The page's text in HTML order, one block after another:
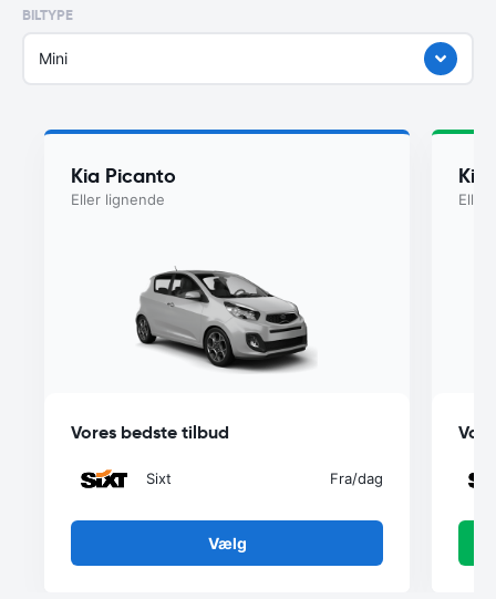
BILTYPE
Mini
Kia Picanto
Eller lignende
Vores bedste tilbud
Sixt Fra/dag
Vælg
Kia
Eller